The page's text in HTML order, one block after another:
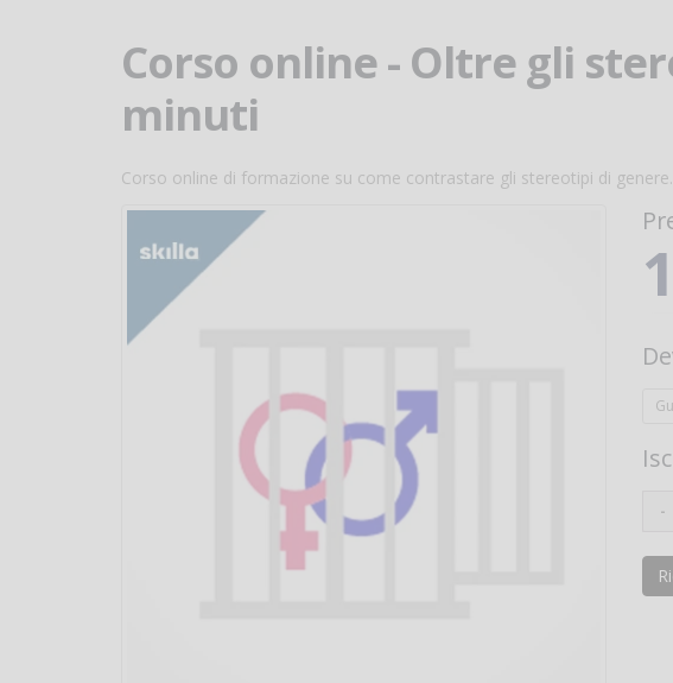
Corso online - Oltre gli
minuti
Corso online di formazione su come contrastare gli stereotipi di genere.